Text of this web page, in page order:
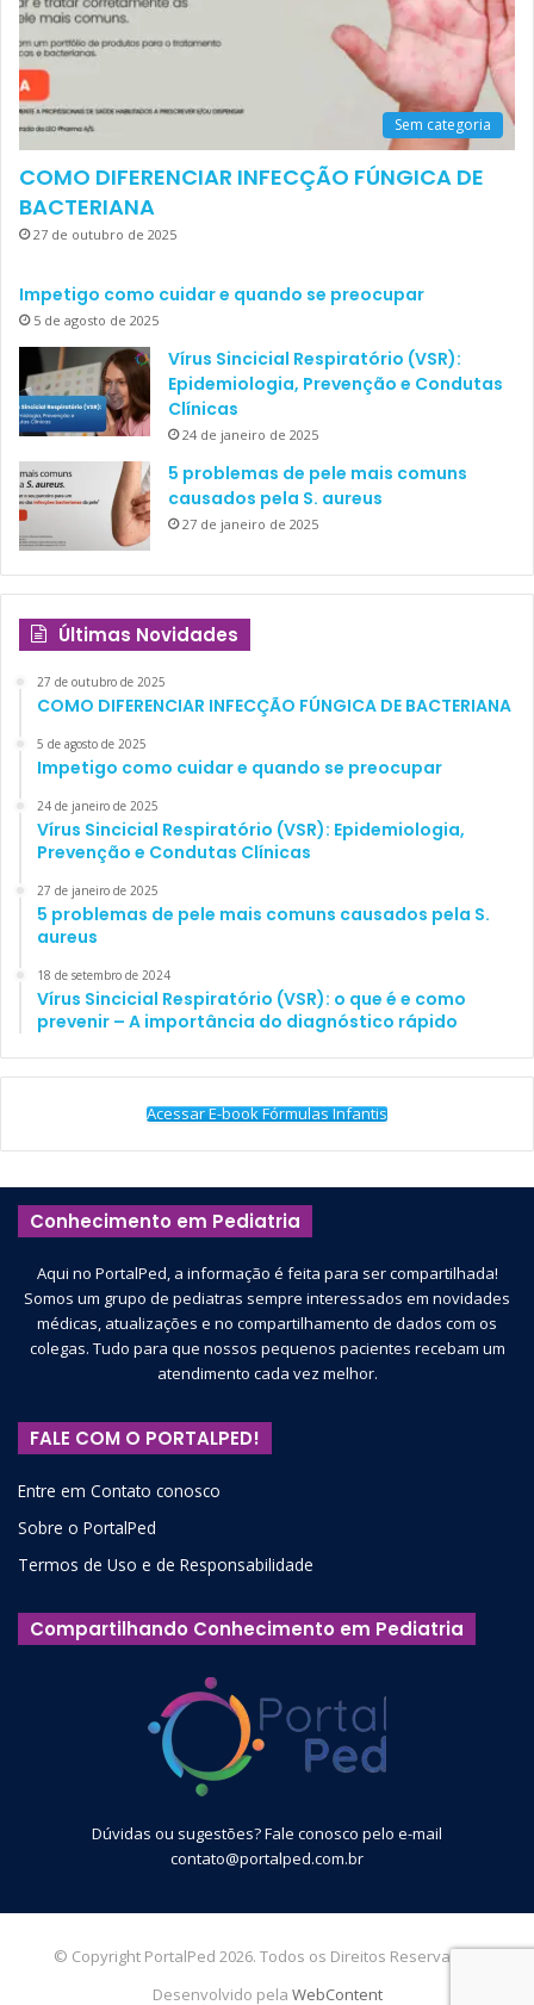
Sem categoria
COMO DIFERENCIAR INFECÇÃO FÚNGICA DE
BACTERIANA
27 de outubro de 2025
Impetigo como cuidar e quando se preocupar
5 de agosto de 2025
Vírus Sincicial Respiratório (VSR):
Epidemiologia, Prevenção e Condutas
Clínicas
24 de janeiro de 2025
5 problemas de pele mais comuns
causados pela S. aureus
27 de janeiro de 2025
Últimas Novidades
27 de outubro de 2025
COMO DIFERENCIAR INFECÇÃO FÚNGICA DE BACTERIANA
5 de agosto de 2025
Impetigo como cuidar e quando se preocupar
24 de janeiro de 2025
Vírus Sincicial Respiratório (VSR): Epidemiologia,
Prevenção e Condutas Clínicas
27 de janeiro de 2025
5 problemas de pele mais comuns causados pela S.
aureus
18 de setembro de 2024
Vírus Sincicial Respiratório (VSR): o que é e como
prevenir – A importância do diagnóstico rápido
Acessar E-book Fórmulas Infantis
Conhecimento em Pediatria
Aqui no PortalPed, a informação é feita para ser compartilhada!
Somos um grupo de pediatras sempre interessados em novidades
médicas, atualizações e no compartilhamento de dados com os
colegas. Tudo para que nossos pequenos pacientes recebam um
atendimento cada vez melhor.
FALE COM O PORTALPED!
Entre em Contato conosco
Sobre o PortalPed
Termos de Uso e de Responsabilidade
Compartilhando Conhecimento em Pediatria
Dúvidas ou sugestões? Fale conosco pelo e-mail
contato@portalped.com.br
© Copyright PortalPed 2026. Todos os Direitos Reservados.
Desenvolvido pela WebContent